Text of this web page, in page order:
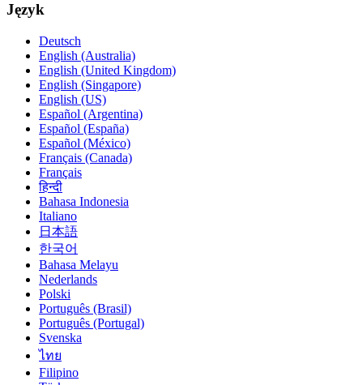
Język
Deutsch
English (Australia)
English (United Kingdom)
English (Singapore)
English (US)
Español (Argentina)
Español (España)
Español (México)
Français (Canada)
Français
हिन्दी
Bahasa Indonesia
Italiano
日本語
한국어
Bahasa Melayu
Nederlands
Polski
Português (Brasil)
Português (Portugal)
Svenska
ไทย
Filipino